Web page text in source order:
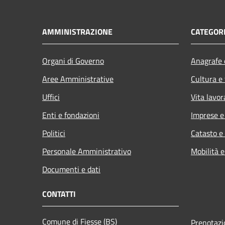
AMMINISTRAZIONE
Organi di Governo
Aree Amministrative
Uffici
Enti e fondazioni
Politici
Personale Amministrativo
Documenti e dati
Cultura
Vita
Imprese
Catasto
Mobilità
CONTATTI
Comune di Fiesse (BS)